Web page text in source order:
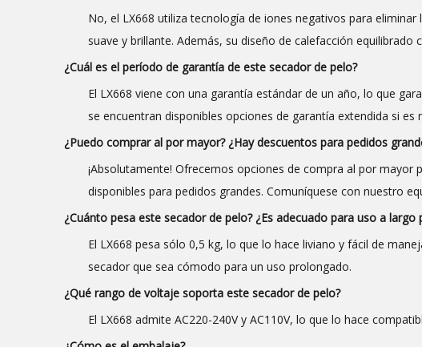
No, el LX668 utiliza tecnología de iones negativos para
suave y brillante. Además, su diseño de calefacción
¿Cuál es el período de garantía de este secador de pelo?
El LX668 viene con una garantía estándar de un año, lo que
se encuentran disponibles opciones de garantía extendida si es
¿Puedo comprar al por mayor? ¿Hay descuentos para pedidos
¡Absolutamente! Ofrecemos opciones de compra al por
disponibles para pedidos grandes. Comuníquese con nuestro
¿Cuánto pesa este secador de pelo? ¿Es adecuado para uso a largo
El LX668 pesa sólo 0,5 kg, lo que lo hace liviano y fácil de
secador que sea cómodo para un uso prolongado.
¿Qué rango de voltaje soporta este secador de pelo?
El LX668 admite AC220-240V y AC110V, lo que lo hace